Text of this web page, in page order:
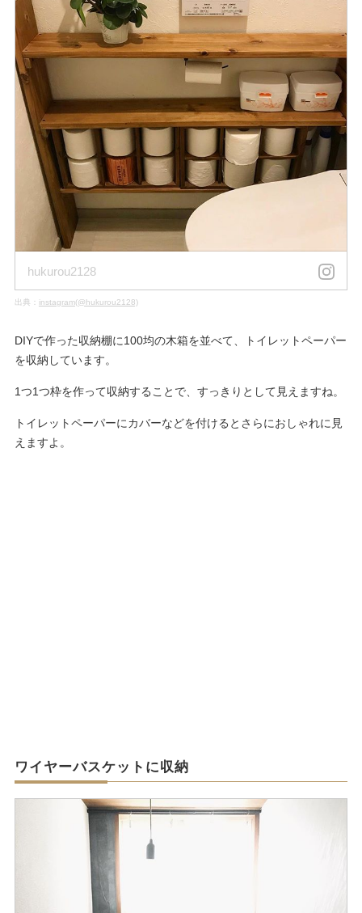
hukurou2128
出典： instagram(@hukurou2128)
DIYで作った収納棚に100均の木箱を並べて、トイレットペーパー
を収納しています。
1つ1つ枠を作って収納することで、すっきりとして見えますね。
トイレットペーパーにカバーなどを付けるとさらにおしゃれに見
えますよ。
ワイヤーバスケットに収納